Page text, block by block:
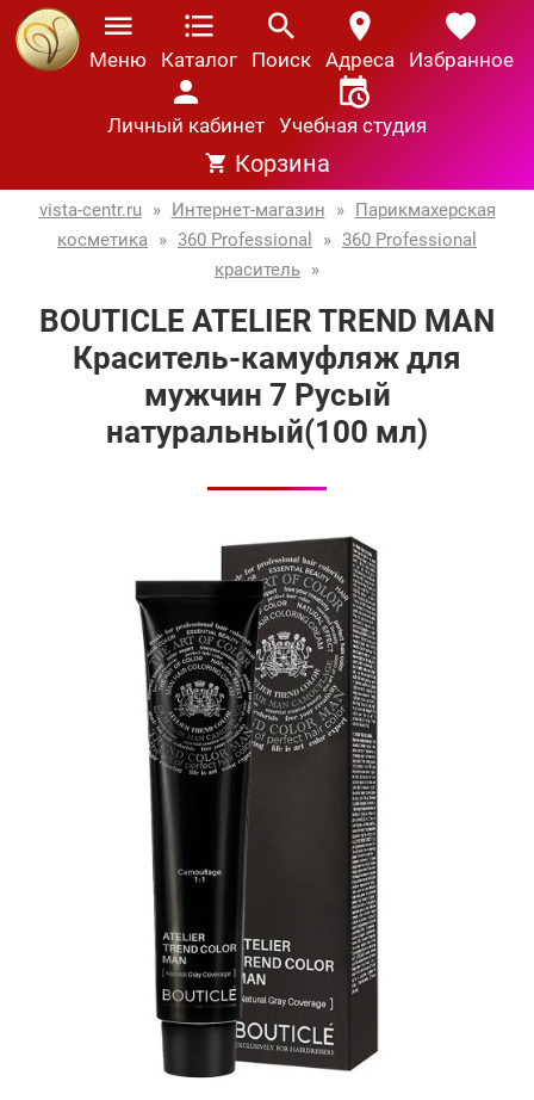
Меню Каталог Поиск Адреса Избранное
Личный кабинет Учебная студия
Корзина
vista-centr.ru » Интернет-магазин » Парикмахерская
косметика » 360 Professional » 360 Professional
краситель »
BOUTICLE ATELIER TREND MAN
Краситель-камуфляж для
мужчин 7 Русый
натуральный(100 мл)